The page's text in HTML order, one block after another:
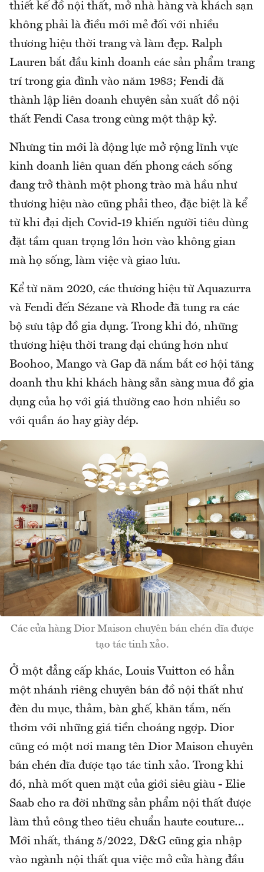
thiết kế đồ nội thất, mở nhà hàng và khách sạn
không phải là điều mới mẻ đối với nhiều
thương hiệu thời trang và làm đẹp. Ralph
Lauren bắt đầu kinh doanh các sản phẩm trang
trí trong gia đình vào năm 1983; Fendi đã
thành lập liên doanh chuyên sản xuất đồ nội
thất Fendi Casa trong cùng một thập kỷ.
Nhưng tin mới là động lực mở rộng lĩnh vực
kinh doanh liên quan đến phong cách sống
đang trở thành một phong trào mà hầu như
thương hiệu nào cũng phải theo, đặc biệt là kể
từ khi đại dịch Covid-19 khiến người tiêu dùng
đặt tầm quan trọng lớn hơn vào không gian
mà họ sống, làm việc và giao lưu.
Kể từ năm 2020, các thương hiệu từ Aquazurra
và Fendi đến Sézane và Rhode đã tung ra các
bộ sưu tập đồ gia dụng. Trong khi đó, những
thương hiệu thời trang đại chúng hơn như
Boohoo, Mango và Gap đã nắm bắt cơ hội tăng
doanh thu khi khách hàng sẵn sàng mua đồ gia
dụng của họ với giá thường cao hơn nhiều so
với quần áo hay giày dép.
Các cửa hàng Dior Maison chuyên bán chén dĩa được
tạo tác tinh xảo.
Ở một đẳng cấp khác, Louis Vuitton có hẳn
một nhánh riêng chuyên bán đồ nội thất như
đèn du mục, thảm, bàn ghế, khăn tắm, nến
thơm với những giá tiền choáng ngợp. Dior
cũng có một nơi mang tên Dior Maison chuyên
bán chén dĩa được tạo tác tinh xảo. Trong khi
đó, nhà mốt quen mặt của giới siêu giàu - Elie
Saab cho ra đời những sản phẩm nội thất được
làm thủ công theo tiêu chuẩn haute couture…
Mới nhất, tháng 5/2022, D&G cũng gia nhập
vào ngành nội thất qua việc mở cửa hàng đầu